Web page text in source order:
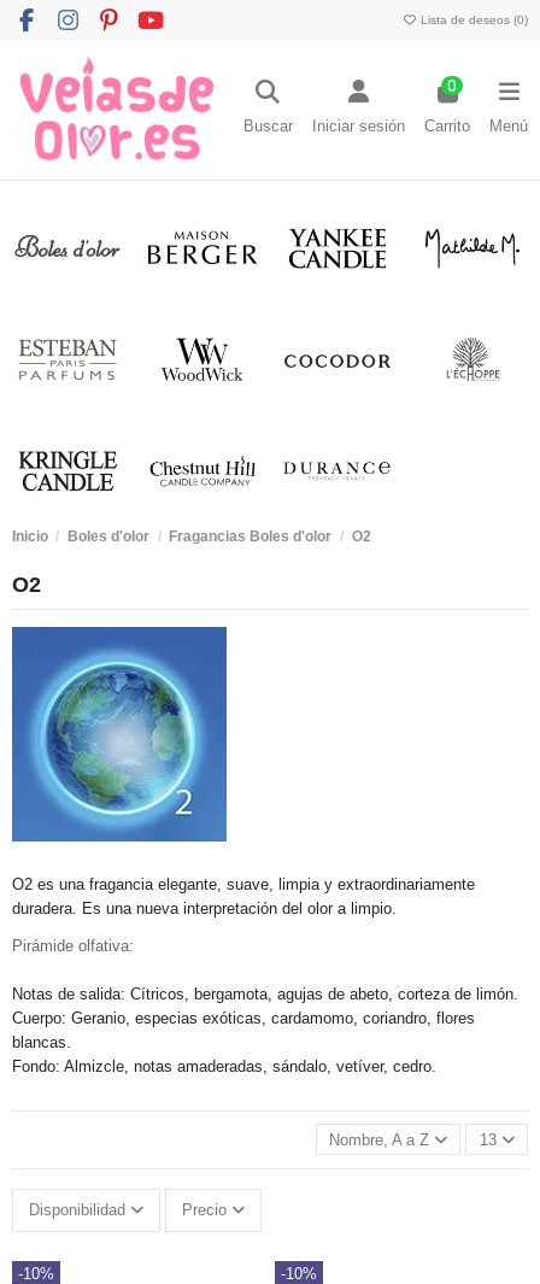
Lista de deseos (0)
Buscar Iniciar sesión
0
Carrito Menú
Inicio Boles d'olor Fragancias Boles d'olor O2
O2
O2 es una fragancia elegante, suave, limpia y extraordinariamente
duradera. Es una nueva interpretación del olor a limpio.
Pirámide olfativa:
Notas de salida: Cítricos, bergamota, agujas de abeto, corteza de limón.
Cuerpo: Geranio, especias exóticas, cardamomo, coriandro, flores
blancas.
Fondo: Almizcle, notas amaderadas, sándalo, vetíver, cedro.
Nombre, A a Z 13
Disponibilidad Precio
-10% -10%